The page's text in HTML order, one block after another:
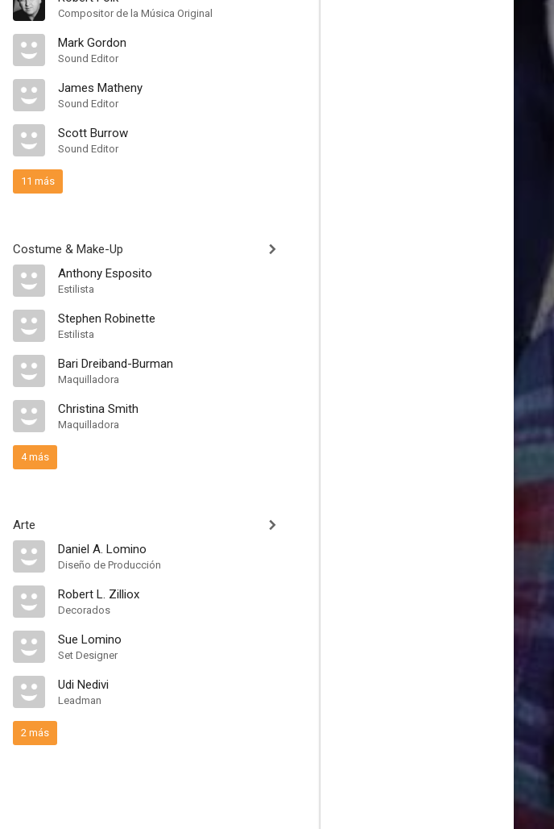
Compositor de la Música Original
Mark Gordon
Sound Editor
James Matheny
Sound Editor
Scott Burrow
Sound Editor
11 más
Costume & Make-Up
Anthony Esposito
Estilista
Stephen Robinette
Estilista
Bari Dreiband-Burman
Maquilladora
Christina Smith
Maquilladora
4 más
Arte
Daniel A. Lomino
Diseño de Producción
Robert L. Zilliox
Decorados
Sue Lomino
Set Designer
Udi Nedivi
Leadman
2 más